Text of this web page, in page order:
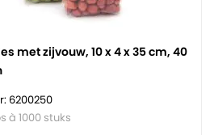
met zijvouw, 10 x 4 x 35 cm, 40
6200250
à 1000 stuks